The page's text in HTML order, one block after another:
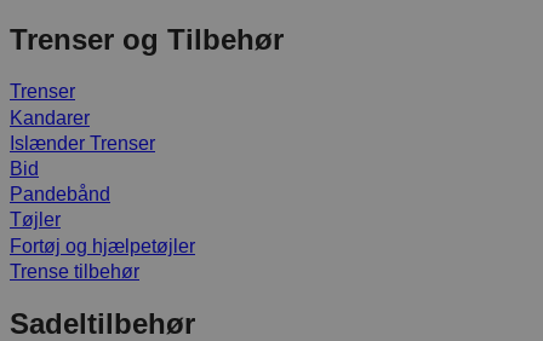
Trenser og Tilbehør
Trenser
Kandarer
Islænder Trenser
Bid
Pandebånd
Tøjler
Fortøj og hjælpetøjler
Trense tilbehør
Sadeltilbehør